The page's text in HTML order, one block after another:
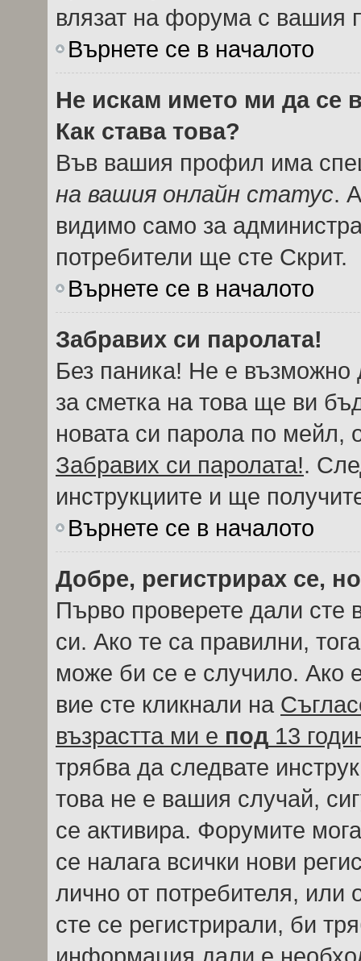
влязат на форума с вашия
Върнете се в началото
Не искам името ми да се
Как става това?
Във вашия профил има
на вашия онлайн статус.
видимо само за
потребители ще сте Скрит.
Върнете се в началото
Забравих си паролата!
Без паника! Не е възможно
за сметка на това ще ви
новата си парола по мейл,
Забравих си паролата!.
инструкциите и ще
Върнете се в началото
Добре, регистрирах се,
Първо проверете дали сте
си. Ако те са правилни,
може би се е случило. Ако
вие сте кликнали на
възрастта ми е под 13
трябва да следвате
това не е вашия случай,
се активира. Форумите
се налага всички нови
лично от потребителя, или
сте се регистрирали, би